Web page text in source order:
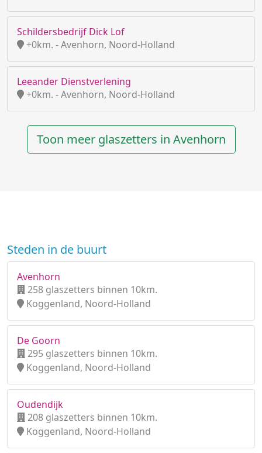
Schildersbedrijf Dick Lof
+0km. - Avenhorn, Noord-Holland
Leeander Dienstverlening
+0km. - Avenhorn, Noord-Holland
Toon meer glaszetters in Avenhorn
Steden in de buurt
Avenhorn
258 glaszetters binnen 10km.
Koggenland, Noord-Holland
De Goorn
295 glaszetters binnen 10km.
Koggenland, Noord-Holland
Oudendijk
208 glaszetters binnen 10km.
Koggenland, Noord-Holland